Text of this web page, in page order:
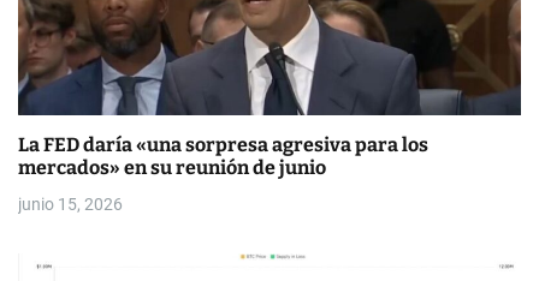
La FED daría «una sorpresa agresiva para los
mercados» en su reunión de junio
junio 15, 2026